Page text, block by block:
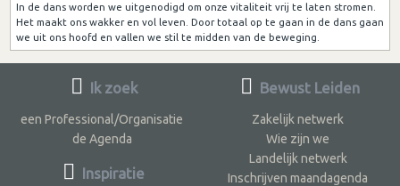
In de dans worden we uitgenodigd om onze vitaliteit vrij te laten stromen.
Het maakt ons wakker en vol leven. Door totaal op te gaan in de dans gaan
we uit ons hoofd en vallen we stil te midden van de beweging.
Ik zoek
een Professional/Organisatie
de Agenda
Inspiratie
Bewust Leiden
Zakelijk netwerk
Wie zijn we
Landelijk netwerk
Inschrijven maandagenda